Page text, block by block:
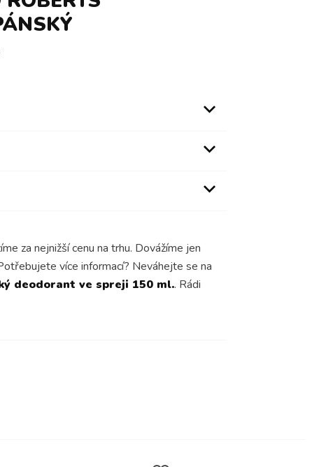
za nejnižší cenu na trhu. Dovážíme jen
více informací? Neváhejte se na
deodorant ve spreji 150 ml.. Rádi